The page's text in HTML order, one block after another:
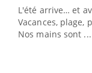
L'été arrive… et
Vacances, plage,
Nos mains sont ...